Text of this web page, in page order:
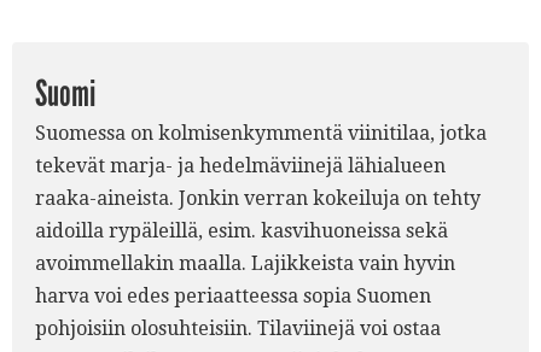
Suomi
Suomessa on kolmisenkymmentä viinitilaa, jotka
tekevät marja- ja hedelmäviinejä lähialueen
raaka-aineista. Jonkin verran kokeiluja on tehty
aidoilla rypäleillä, esim. kasvihuoneissa sekä
avoimmellakin maalla. Lajikkeista vain hyvin
harva voi edes periaatteessa sopia Suomen
pohjoisiin olosuhteisiin. Tilaviinejä voi ostaa